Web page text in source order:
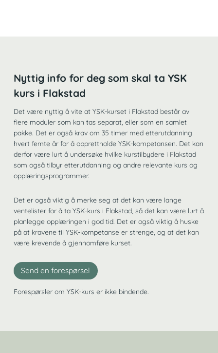
Nyttig info for deg som skal ta YSK
kurs i Flakstad
Det være nyttig å vite at YSK-kurset i Flakstad består av
flere moduler som kan tas separat, eller som en samlet
pakke. Det er også krav om 35 timer med etterutdanning
hvert femte år for å opprettholde YSK-kompetansen. Det kan
derfor være lurt å undersøke hvilke kurstilbydere i Flakstad
som også tilbyr etterutdanning og andre relevante kurs og
opplæringsprogrammer.
Det er også viktig å merke seg at det kan være lange
ventelister for å ta YSK-kurs i Flakstad, så det kan være lurt å
planlegge opplæringen i god tid. Det er også viktig å huske
på at kravene til YSK-kompetanse er strenge, og at det kan
være krevende å gjennomføre kurset.
Send en forespørsel
Forespørsler om YSK-kurs er ikke bindende.